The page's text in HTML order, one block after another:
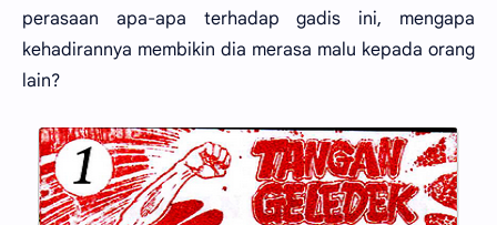
perasaan apa-apa terhadap gadis ini, mengapa
kehadirannya membikin dia merasa malu kepada orang
lain?